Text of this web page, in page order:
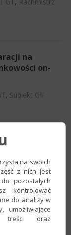
na
on-
, Subiekt GT
i
na swoich
z nich jest
pozostałych
kontrolować
do analizy w
umożliwiające
treści oraz